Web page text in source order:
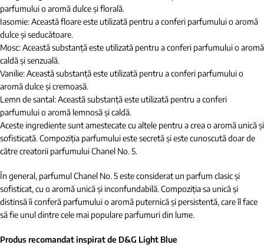
parfumului o aromă dulce și florală.
Iasomie: Această floare este utilizată pentru a conferi parfumului o aromă
dulce și seducătoare.
Mosc: Această substanță este utilizată pentru a conferi parfumului o aromă
caldă și senzuală.
Vanilie: Această substanță este utilizată pentru a conferi parfumului o
aromă dulce și cremoasă.
Lemn de santal: Această substanță este utilizată pentru a conferi
parfumului o aromă lemnosă și caldă.
Aceste ingrediente sunt amestecate cu altele pentru a crea o aromă unică și
sofisticată. Compoziția parfumului este secretă și este cunoscută doar de
către creatorii parfumului Chanel No. 5.
În general, parfumul Chanel No. 5 este considerat un parfum clasic și
sofisticat, cu o aromă unică și inconfundabilă. Compoziția sa unică și
distinsă îi conferă parfumului o aromă puternică și persistentă, care îl face
să fie unul dintre cele mai populare parfumuri din lume.
Produs recomandat inspirat de D&G Light Blue